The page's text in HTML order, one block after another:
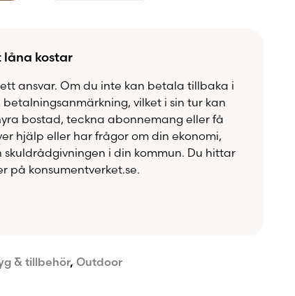
ett uppskattat grilltillbehör för både
entusiaster som vill få ett professionellt
brisket, kyckling och annat BBQ-
snabbt och enkelt
med bekvämt grepp
& tillbehör, Outdoor
låna kostar
ansvar. Om du inte kan betala tillbaka i
vilket i sin tur kan
bostad, teckna abonnemang eller få
hjälp eller har frågor om din ekonomi,
i din kommun. Du hittar
på konsumentverket.se.